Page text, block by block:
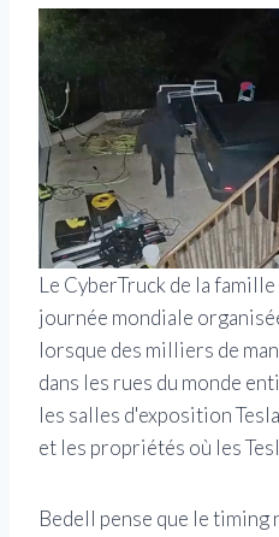
Le CyberTruck de la
journée mondiale
lorsque des milliers de
dans les rues du monde
les salles d'exposition
et les propriétés où les
Bedell pense que le timing